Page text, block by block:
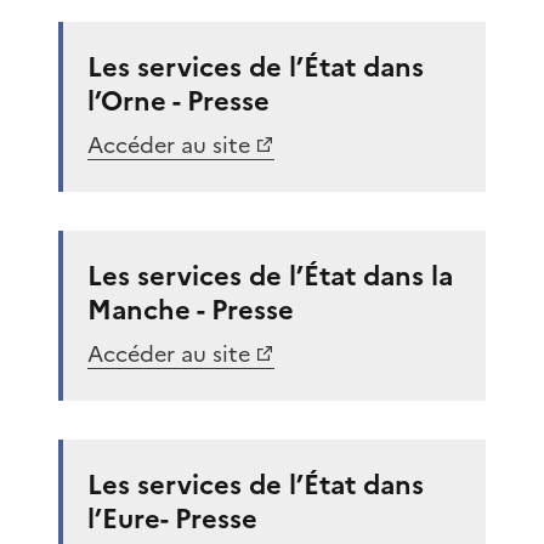
Les services de l’État dans
l’Orne - Presse
Accéder au site
Les services de l’État dans la
Manche - Presse
Accéder au site
Les services de l’État dans
l’Eure- Presse